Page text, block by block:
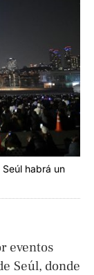
habrá un
eventos
Seúl, donde